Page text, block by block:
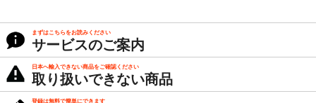
まずはこちらをお読みください
サービスのご案内
日本へ輸入できない商品をご確認ください
取り扱いできない商品
登録は無料で簡単にできます